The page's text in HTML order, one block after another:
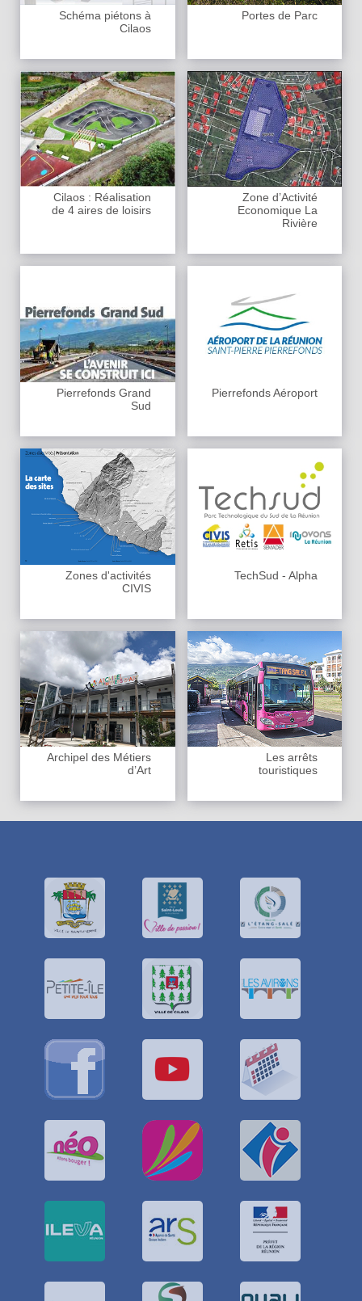
Schéma piétons à
Cilaos
Portes de Parc
Cilaos : Réalisation
de 4 aires de loisirs
Zone d’Activité
Economique La
Rivière
Pierrefonds Grand
Sud
Pierrefonds Aéroport
Zones d'activités
CIVIS
TechSud - Alpha
Archipel des Métiers
d’Art
Les arrêts
touristiques